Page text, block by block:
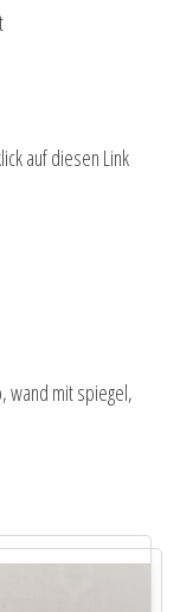
auf diesen Link
wand mit spiegel,